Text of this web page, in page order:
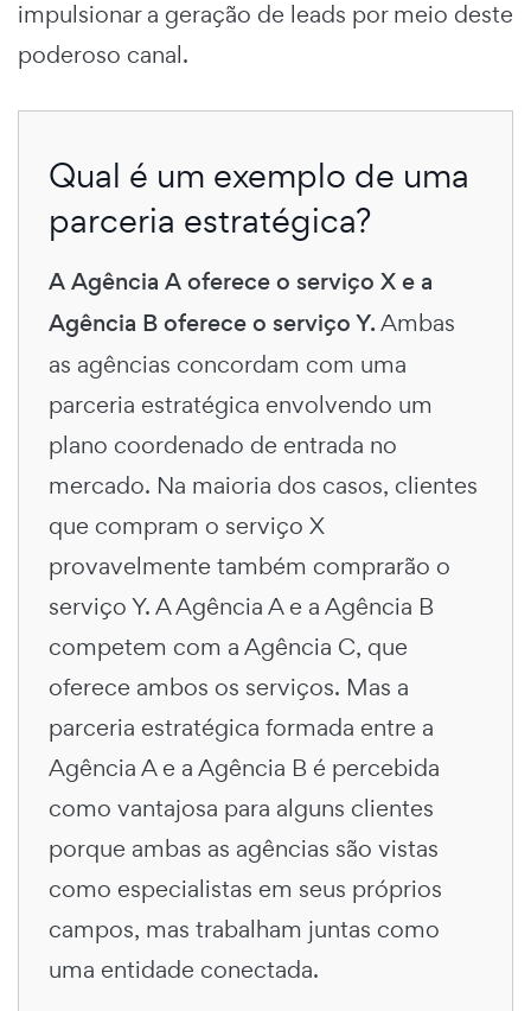
impulsionar a geração de leads por meio deste
poderoso canal.
Qual é um exemplo de uma
parceria estratégica?
A Agência A oferece o serviço X e a
Agência B oferece o serviço Y.Ambas
as agências concordam com uma
parceria estratégica envolvendo um
plano coordenado de entrada no
mercado. Na maioria dos casos, clientes
que compram o serviço X
provavelmente também comprarão o
serviço Y. A Agência A e a Agência B
competem com a Agência C, que
oferece ambos os serviços. Mas a
parceria estratégica formada entre a
Agência A e a Agência B é percebida
como vantajosa para alguns clientes
porque ambas as agências são vistas
como especialistas em seus próprios
campos, mas trabalham juntas como
uma entidade conectada.